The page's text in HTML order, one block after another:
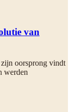
van
oorsprong vindt
werden